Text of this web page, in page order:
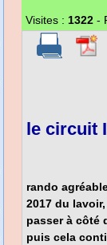
Visites : 1322 -
le circuit
rando
2017 du
passer à côté
puis cela